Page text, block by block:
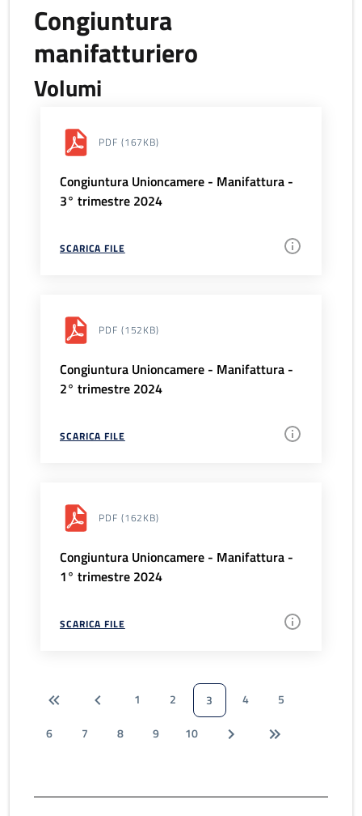
Congiuntura
manifatturiero
Volumi
PDF (167KB)
Congiuntura Unioncamere - Manifattura -
3° trimestre 2024
SCARICA FILE
PDF (152KB)
Congiuntura Unioncamere - Manifattura -
2° trimestre 2024
SCARICA FILE
PDF (162KB)
Congiuntura Unioncamere - Manifattura -
1° trimestre 2024
SCARICA FILE
1 2 3 4
5
6
7 8 9 10